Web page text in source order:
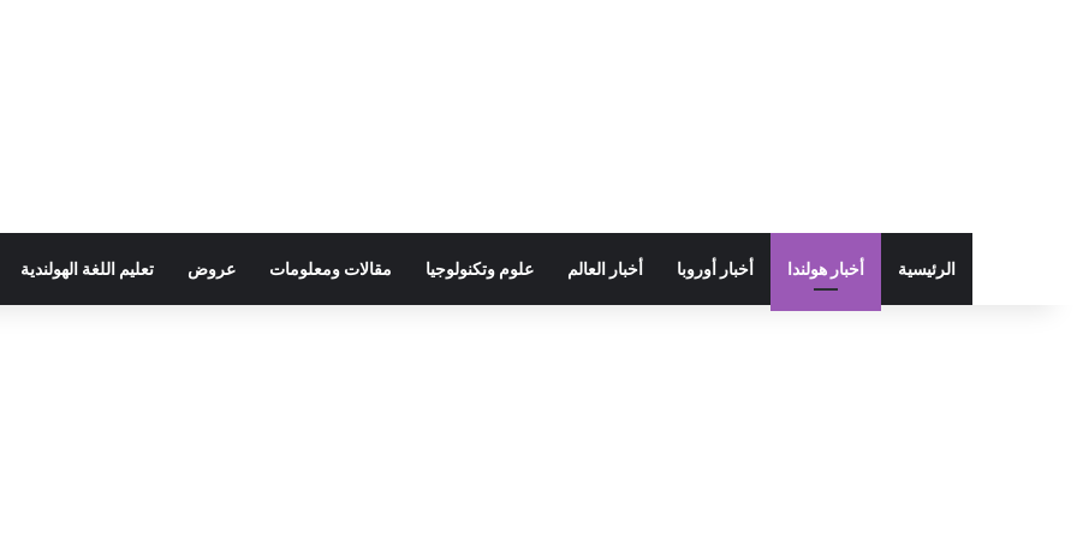
الرئيسية أخبار هولندا أخبار أوروبا أخبار العالم علوم وتكنولوجيا مقالات ومعلومات عروض تعليم اللغة الهولندية